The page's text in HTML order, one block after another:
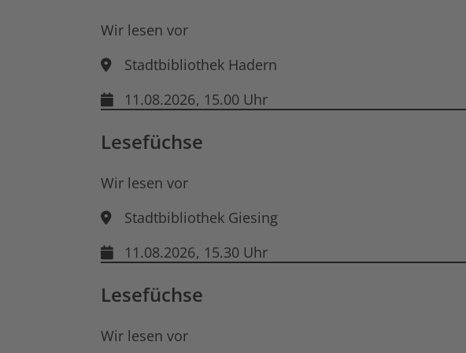
Wir lesen vor
Stadtbibliothek Hadern
11.08.2026, 15.00 Uhr
Lesefüchse
Wir lesen vor
Stadtbibliothek Giesing
11.08.2026, 15.30 Uhr
Lesefüchse
Wir lesen vor